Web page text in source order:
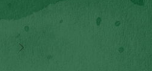
Tilit, kortit ja maksut